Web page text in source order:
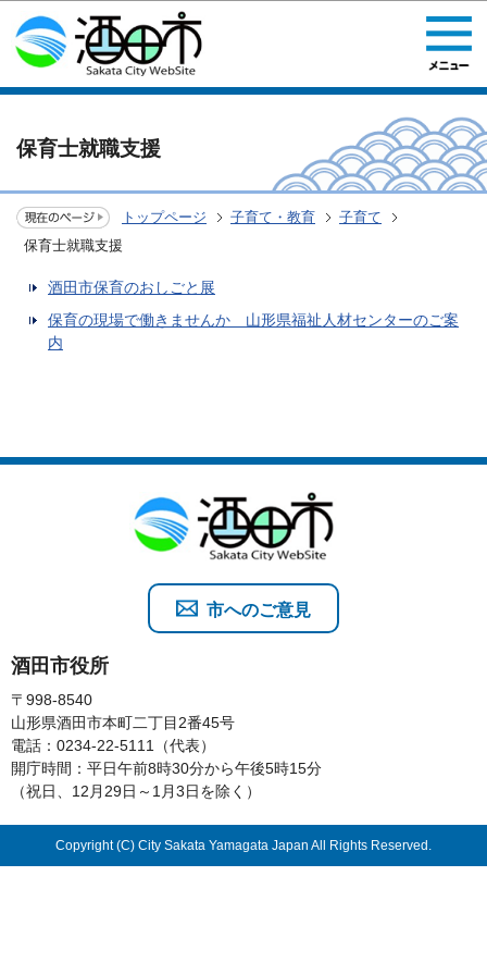
このページの本文へ移動
保育士就職支援
トップページ 子育て・教育
子育て
保育士就職支援
酒田市保育のおしごと展
保育の現場で働きませんか 山形県福祉人材センターのご案
内
酒田市役所
〒998-8540
山形県酒田市本町二丁目2番45号
電話：0234-22-5111（代表）
開庁時間：平日午前8時30分から午後5時15分
（祝日、12月29日～1月3日を除く）
市へのご意見
Copyright (C) City Sakata Yamagata Japan All Rights Reserved.